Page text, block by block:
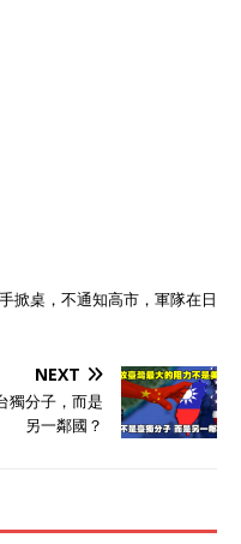
掀桌，不通知高市，軍隊在日
NEXT
獨分子，而是
另一鄰國？